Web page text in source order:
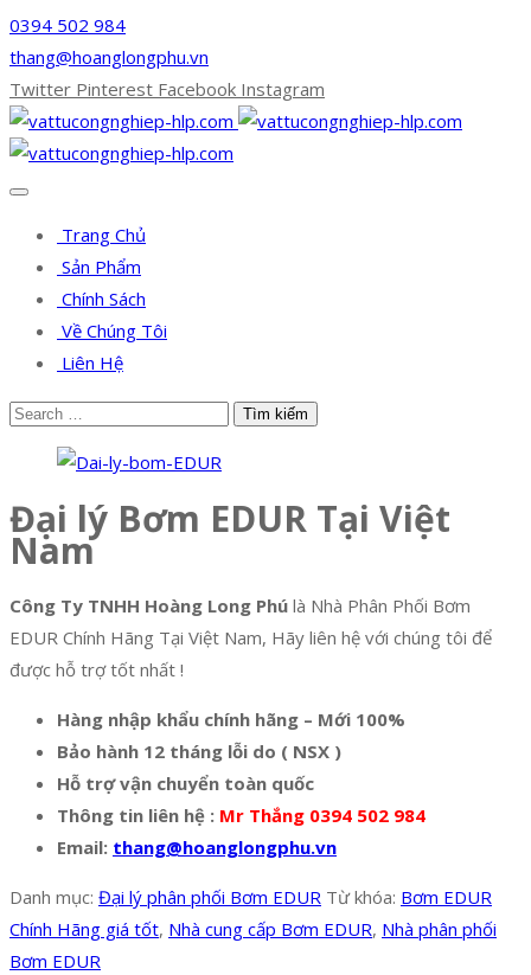
0394 502 984
thang@hoanglongphu.vn
Twitter Pinterest Facebook Instagram
Trang Chủ
Sản Phẩm
Chính Sách
Về Chúng Tôi
Liên Hệ
Đại lý Bơm EDUR Tại Việt
Nam
Công Ty TNHH Hoàng Long Phú là Nhà Phân Phối Bơm
EDUR Chính Hãng Tại Việt Nam, Hãy liên hệ với chúng tôi để
được hỗ trợ tốt nhất !
Hàng nhập khẩu chính hãng – Mới 100%
Bảo hành 12 tháng lỗi do ( NSX )
Hỗ trợ vận chuyển toàn quốc
Thông tin liên hệ : Mr Thắng 0394 502 984
Email: thang@hoanglongphu.vn
Danh mục: Đại lý phân phối Bơm EDUR Từ khóa: Bơm EDUR
Chính Hãng giá tốt, Nhà cung cấp Bơm EDUR, Nhà phân phối
Bơm EDUR